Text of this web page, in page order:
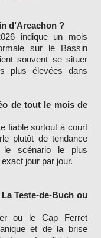
d’Arcachon ?
indique un mois
sur le Bassin
souvent se situer
plus élevées dans
de tout le mois de
fiable surtout à court
plutôt de tendance
le scénario le plus
jour par jour.
Teste-de-Buch ou
ou le Cap Ferret
et de la brise